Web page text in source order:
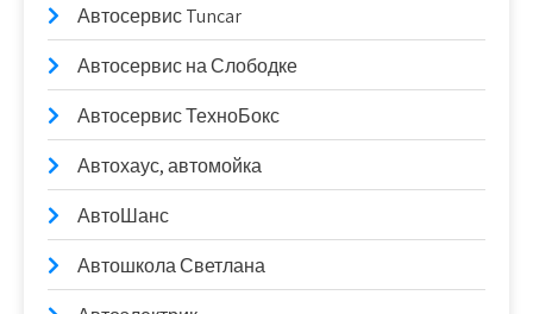
Автосервис Tuncar
Автосервис на Слободке
Автосервис ТехноБокс
Автохаус, автомойка
АвтоШанс
Автошкола Светлана